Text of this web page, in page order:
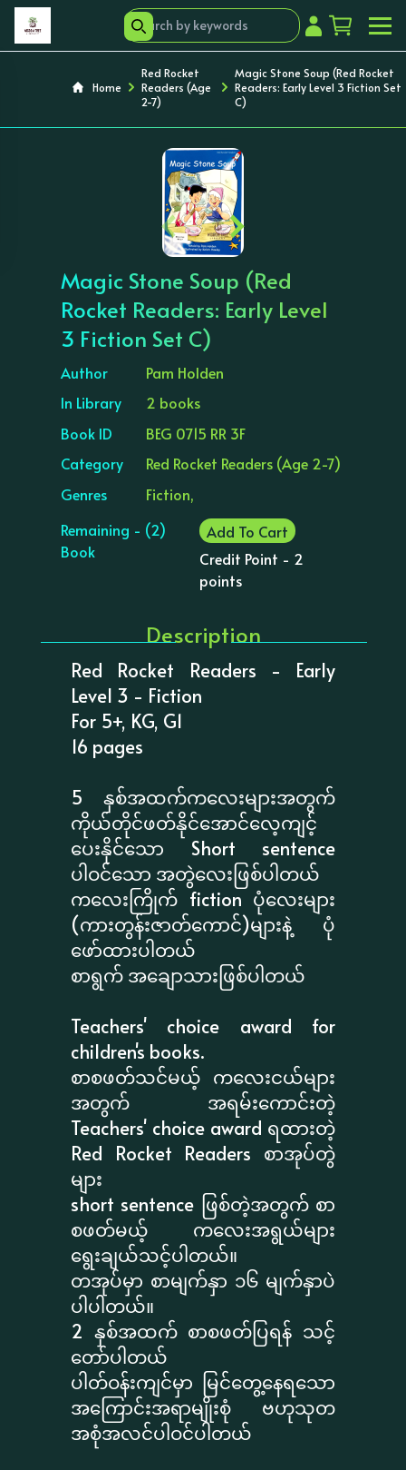
Home
Red Rocket
Readers (Age
2-7)
Magic Stone Soup (Red Rocket
Readers: Early Level 3 Fiction Set
C)
‹ ›
Magic Stone Soup (Red
Rocket Readers: Early Level
3 Fiction Set C)
Author
Pam Holden
In Library
2 books
Book ID
BEG 0715 RR 3F
Category
Red Rocket Readers (Age 2-7)
Genres
Fiction,
Remaining - (2)
Book
Add To Cart
Credit Point - 2
points
Description
Red Rocket Readers - Early
Level 3 - Fiction
For 5+, KG, G1
16 pages
5 နှစ်အထက်ကလေးများအတွက်
ကိုယ်တိုင်ဖတ်နိုင်အောင်လေ့ကျင့်
ပေးနိုင်သော Short sentence
ပါဝင်သော အတွဲလေးဖြစ်ပါတယ်
ကလေးကြိုက် fiction ပုံလေးများ
(ကားတွန်းဇာတ်ကောင်)များနဲ့ ပုံ
ဖော်ထားပါတယ်
စာရွက် အချောသားဖြစ်ပါတယ်
Teachers' choice award for
children's books.
စာစဖတ်သင်မယ့် ကလေးငယ်များ
အတွက် အရမ်းကောင်းတဲ့
Teachers' choice award ရထားတဲ့
Red Rocket Readers စာအုပ်တွဲ
များ
short sentence ဖြစ်တဲ့အတွက် စာ
စဖတ်မယ့် ကလေးအရွယ်များ
ရွေးချယ်သင့်ပါတယ်။
တအုပ်မှာ စာမျက်နှာ ၁၆ မျက်နှာပဲ
ပါပါတယ်။
2 နှစ်အထက် စာစဖတ်ပြရန် သင့်
တော်ပါတယ်
ပါတ်ဝန်းကျင်မှာ မြင်တွေ့နေရသော
အကြောင်းအရာမျိုးစုံ ဗဟုသုတ
အစုံအလင်ပါဝင်ပါတယ်